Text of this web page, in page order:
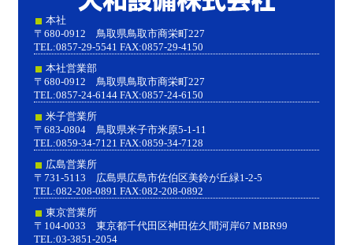
本社
〒680-0912 鳥取県鳥取市商栄町227
TEL:0857-29-5541 FAX:0857-29-4150
本社営業部
〒680-0912 鳥取県鳥取市商栄町227
TEL:0857-24-6144 FAX:0857-24-6150
米子営業所
〒683-0804 鳥取県米子市米原5-1-11
TEL:0859-34-7121 FAX:0859-34-7128
広島営業所
〒731-5113 広島県広島市佐伯区美鈴が丘緑1-2-5
TEL:082-208-0891 FAX:082-208-0892
東京営業所
〒104-0033 東京都千代田区神田佐久間河岸67 MBR99
TEL:03-3851-2054